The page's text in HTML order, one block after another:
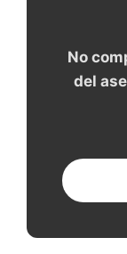
No
del